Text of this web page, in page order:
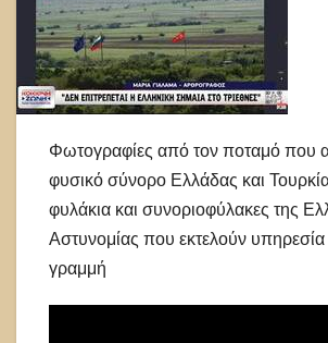
Φωτογραφίες από τον ποταμό που
φυσικό σύνορο Ελλάδας και
φυλάκια και συνοριοφύλακες της
Αστυνομίας που εκτελούν
γραμμή